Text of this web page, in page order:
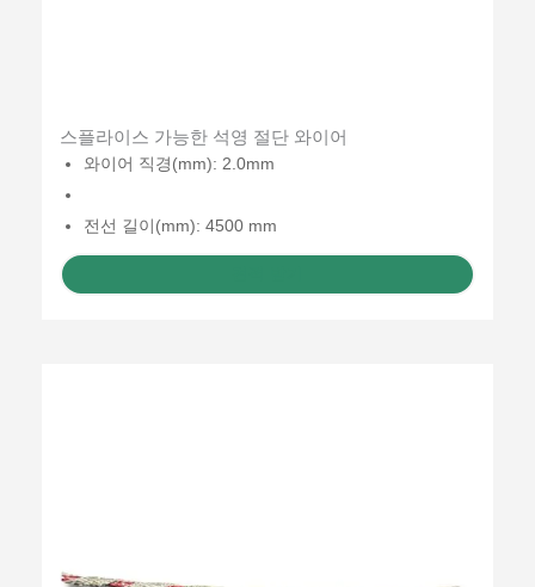
스플라이스 가능한 석영 절단 와이어
와이어 직경(mm): 2.0mm
전선 길이(mm): 4500 mm